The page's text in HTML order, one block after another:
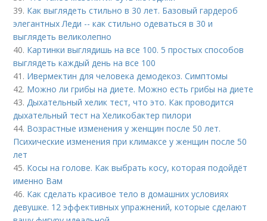
39. Как выглядеть стильно в 30 лет. Базовый гардероб
элегантных Леди -- как стильно одеваться в 30 и
выглядеть великолепно
40. Картинки выглядишь на все 100. 5 простых способов
выглядеть каждый день на все 100
41. Ивермектин для человека демодекоз. Симптомы
42. Можно ли грибы на диете. Можно есть грибы на диете
43.Дыхательный хелик тест, что это. Как проводится
дыхательный тест на Хеликобактер пилори
44. Возрастные изменения у женщин после 50 лет.
Психические изменения при климаксе у женщин после 50
лет
45. Косы на голове. Как выбрать косу, которая подойдёт
именно Вам
46. Как сделать красивое тело в домашних условиях
девушке. 12 эффективных упражнений, которые сделают